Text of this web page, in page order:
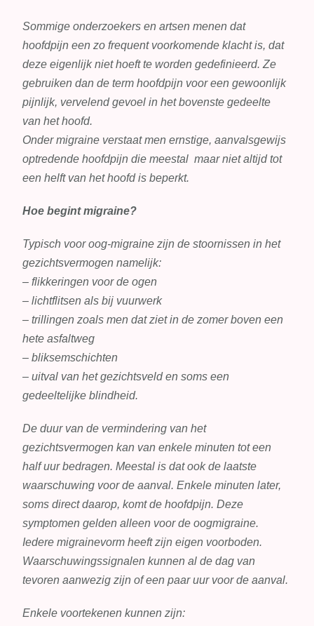
Sommige onderzoekers en artsen menen dat
hoofdpijn een zo frequent voorkomende klacht is, dat
deze eigenlijk niet hoeft te worden gedefinieerd. Ze
gebruiken dan de term hoofdpijn voor een gewoonlijk
pijnlijk, vervelend gevoel in het bovenste gedeelte
van het hoofd.
Onder migraine verstaat men ernstige, aanvalsgewijs
optredende hoofdpijn die meestal maar niet altijd tot
een helft van het hoofd is beperkt.
Hoe begint migraine?
Typisch voor oog-migraine zijn de stoornissen in het
gezichtsvermogen namelijk:
– flikkeringen voor de ogen
– lichtflitsen als bij vuurwerk
– trillingen zoals men dat ziet in de zomer boven een
hete asfaltweg
– bliksemschichten
– uitval van het gezichtsveld en soms een
gedeeltelijke blindheid.
De duur van de vermindering van het
gezichtsvermogen kan van enkele minuten tot een
half uur bedragen. Meestal is dat ook de laatste
waarschuwing voor de aanval. Enkele minuten later,
soms direct daarop, komt de hoofdpijn. Deze
symptomen gelden alleen voor de oogmigraine.
Iedere migrainevorm heeft zijn eigen voorboden.
Waarschuwingssignalen kunnen al de dag van
tevoren aanwezig zijn of een paar uur voor de aanval.
Enkele voortekenen kunnen zijn: